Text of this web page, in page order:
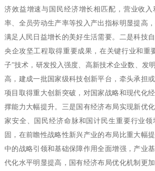
济效益增速与国民经济增长相匹配，营业收
率、全员劳动生产率等投入产出指标明显提高
满足人民日益增长的美好生活需要。二是科技自
央企攻坚工程取得重要成果，在关键行业和重
子”技术，研发投入强度、高新技术企业数、发
高，建成一批国家级科技创新平台，牵头承担
项目取得重大创新突破，对国家战略和现代化
撑能力大幅提升。三是国有经济布局实现新优
家安全、国民经济命脉和国计民生重要行业
固，在前瞻性战略性新兴产业的布局比重大幅
中的战略引领和基础保障作用全面增强，产业
代化水平明显提高，国有经济布局优化机制更